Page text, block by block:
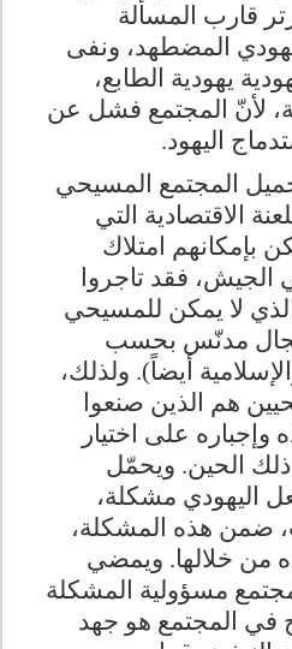
قارب المسألة
المضطهد، ونفى
يهودية الطابع،
لأنّ المجتمع فشل عن
اليهود.
المجتمع المسيحي
الاقتصادية التي
بإمكانهم امتلاك
الجيش، فقد تاجروا
لا يمكن للمسيحي
مجال مدنّس بحسب
أيضاً). ولذلك،
هم الذين صنعوا
وإجباره على اختيار
الحين. ويحمّل
اليهودي مشكلة،
ضمن هذه المشكلة،
من خلالها. ويمضي
مسؤولية المشكلة
في المجتمع هو جهد